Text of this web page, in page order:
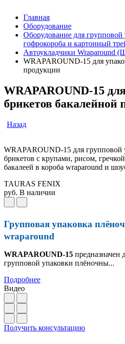
Главная
Оборудование
Оборудование для групповой
гофрокороба и картонный
Автоукладчики Wraparound
WRAPAROUND-15 для
продукции
WRAPAROUND-15
брикетов бакалейной
Назад
WRAPAROUND-15 для групповой
брикетов с крупами, рисом,
бакалеей в короба wraparound и
TAURAS FENIX
руб. В наличии
Групповая упаковка
wraparound
WRAPAROUND-15 предназначен
групповой упаковки плёночны...
Подробнее
Видео
Получить консультацию